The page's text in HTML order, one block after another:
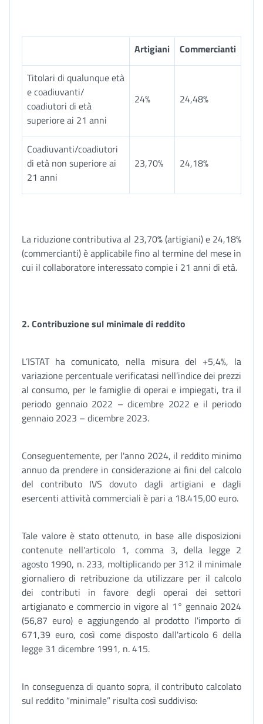
Artigiani Commercianti
Titolari di qualunque età
e coadiuvanti/
coadiutori di età
superiore ai 21 anni
24% 24,48%
Coadiuvanti/coadiutori
di età non superiore ai
21 anni
23,70% 24,18%
La riduzione contributiva al 23,70% (artigiani) e 24,18%
(commercianti) è applicabile fino al termine del mese in
cui il collaboratore interessato compie i 21 anni di età.
2. Contribuzione sul minimale di reddito
L’ISTAT ha comunicato, nella misura del +5,4%, la
variazione percentuale verificatasi nell’indice dei prezzi
al consumo, per le famiglie di operai e impiegati, tra il
periodo gennaio 2022 – dicembre 2022 e il periodo
gennaio 2023 – dicembre 2023.
Conseguentemente, per l'anno 2024, il reddito minimo
annuo da prendere in considerazione ai fini del calcolo
del contributo IVS dovuto dagli artigiani e dagli
esercenti attività commerciali è pari a 18.415,00 euro.
Tale valore è stato ottenuto, in base alle disposizioni
contenute nell'articolo 1, comma 3, della legge 2
agosto 1990, n. 233, moltiplicando per 312 il minimale
giornaliero di retribuzione da utilizzare per il calcolo
dei contributi in favore degli operai dei settori
artigianato e commercio in vigore al 1° gennaio 2024
(56,87 euro) e aggiungendo al prodotto l'importo di
671,39 euro, così come disposto dall'articolo 6 della
legge 31 dicembre 1991, n. 415.
In conseguenza di quanto sopra, il contributo calcolato
sul reddito “minimale” risulta così suddiviso: